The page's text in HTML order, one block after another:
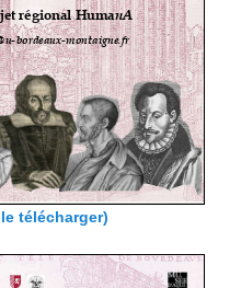
télécharger)